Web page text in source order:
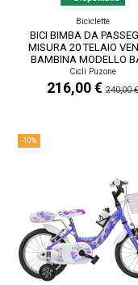
Biciclette
BICI BIMBA DA
MISURA 20 TELAIO
BAMBINA MODELLO
BUNNY BB20CC 6V...
Cicli Puzone
216,00 €240,00 €
-10%